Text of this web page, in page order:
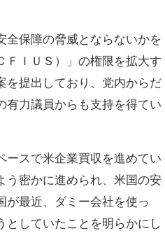
保障の脅威とならないかを
ＦＩＵＳ）」の権限を拡大す
を提出しており、党内からだ
有力議員からも支持を得てい
スで米企業買収を進めてい
う密かに進められ、米国の安
が最近、ダミー会社を使っ
としていたことを明らかにし